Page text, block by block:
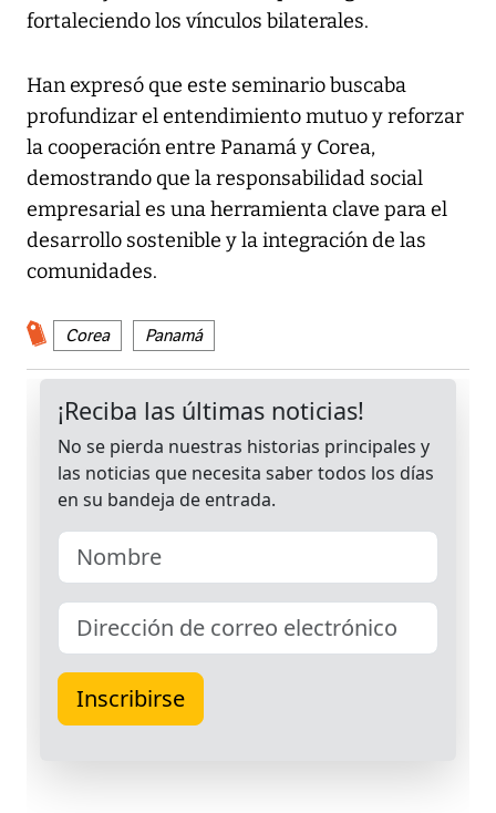
fortaleciendo los vínculos bilaterales.
Han expresó que este seminario buscaba
profundizar el entendimiento mutuo y reforzar
la cooperación entre Panamá y Corea,
demostrando que la responsabilidad social
empresarial es una herramienta clave para el
desarrollo sostenible y la integración de las
comunidades.
Corea Panamá